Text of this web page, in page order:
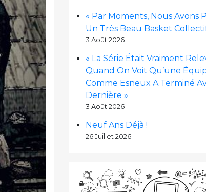
« Par Moments, Nous Avons
Un Très Beau Basket
3 Août 2026
« La Série Était Vraiment
Quand On Voit Qu’une
Comme Esneux A Terminé
Dernière »
3 Août 2026
Neuf Ans Déjà !
26 Juillet 2026